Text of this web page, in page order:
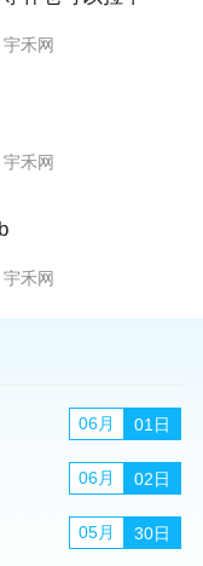
禾网
禾网
禾网
06月 01日
06月 02日
05月 30日